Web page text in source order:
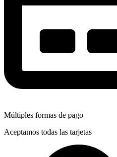
Múltiples formas de pago
Aceptamos todas las tarjetas